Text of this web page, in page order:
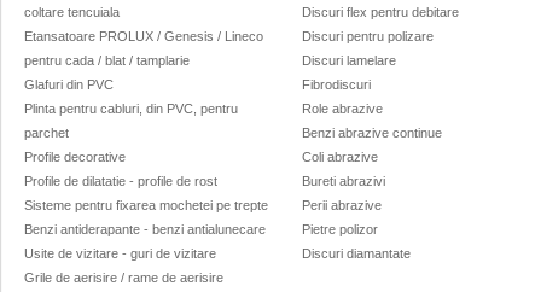
coltare tencuiala
Etansatoare PROLUX / Genesis / Lineco
pentru cada / blat / tamplarie
Glafuri din PVC
Plinta pentru cabluri, din PVC, pentru
parchet
Profile decorative
Profile de dilatatie - profile de rost
Sisteme pentru fixarea mochetei pe trepte
Benzi antiderapante - benzi antialunecare
Usite de vizitare - guri de vizitare
Grile de aerisire / rame de aerisire
Discuri flex pentru debitare
Discuri pentru polizare
Discuri lamelare
Fibrodiscuri
Role abrazive
Benzi abrazive continue
Coli abrazive
Bureti abrazivi
Perii abrazive
Pietre polizor
Discuri diamantate